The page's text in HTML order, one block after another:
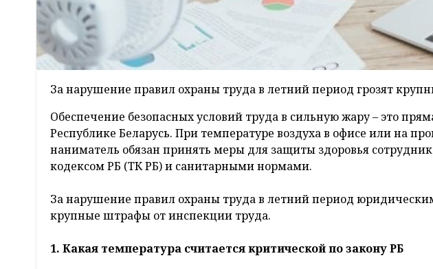
За нарушение правил охраны труда в летний период грозят
Обеспечение безопасных условий труда в сильную жару – это
Республике Беларусь. При температуре воздуха в офисе или на
наниматель обязан принять меры для защиты здоровья
кодексом РБ (ТК РБ) и санитарными нормами.
За нарушение правил охраны труда в летний период
крупные штрафы от инспекции труда.
1. Какая температура считается критической по закону РБ